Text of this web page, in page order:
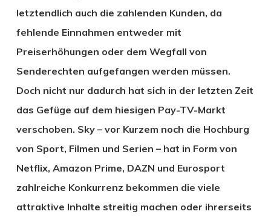
letztendlich auch die zahlenden Kunden, da
fehlende Einnahmen entweder mit
Preiserhöhungen oder dem Wegfall von
Senderechten aufgefangen werden müssen.
Doch nicht nur dadurch hat sich in der letzten Zeit
das Gefüge auf dem hiesigen Pay-TV-Markt
verschoben. Sky – vor Kurzem noch die Hochburg
von Sport, Filmen und Serien – hat in Form von
Netflix, Amazon Prime, DAZN und Eurosport
zahlreiche Konkurrenz bekommen die viele
attraktive Inhalte streitig machen oder ihrerseits